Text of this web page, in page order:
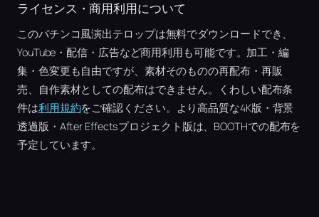
ライセンス・商用利用について
このパチンコ風演出テロップは無料でダウンロードでき、
YouTube・配信・広告など商用利用も可能です。加工・編
集・色変更も自由ですが、素材そのものの再配布・再販
売、自作素材としての配布はできません。くわしい配布条
件は利用規約をご確認ください。より高品質な4K版・背景
透過版・After Effectsプロジェクト版は、BOOTHでの配布を
予定しています。